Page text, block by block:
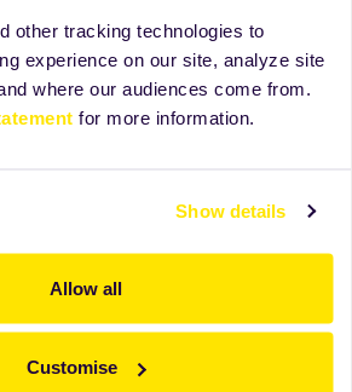
other tracking technologies to
experience on our site, analyze site
where our audiences come from.
for more information.
Show details
Allow all
Customise
widzisz na tej karcie
receptury i wskazówki, które